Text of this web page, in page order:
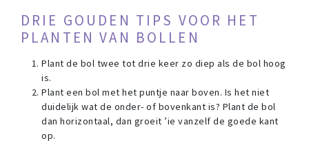
DRIE GOUDEN TIPS VOOR HET
PLANTEN VAN BOLLEN
Plant de bol twee tot drie keer zo diep als de bol hoog
is.
Plant een bol met het puntje naar boven. Is het niet
duidelijk wat de onder- of bovenkant is? Plant de bol
dan horizontaal, dan groeit ’ie vanzelf de goede kant
op.